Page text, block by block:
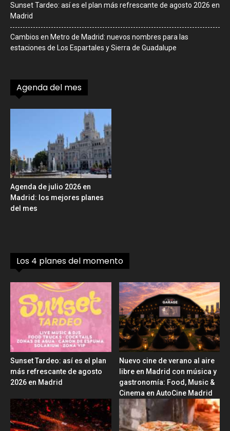
Sunset Tardeo: así es el plan más refrescante de agosto 2026 en
Madrid
Cambios en Metro de Madrid: nuevos nombres para las
estaciones de Los Espartales y Sierra de Guadalupe
Agenda del mes
Agenda de julio 2026 en
Madrid: los mejores planes
del mes
Los 4 planes del momento
Sunset Tardeo: así es el plan
más refrescante de agosto
2026 en Madrid
Nuevo cine de verano al aire
libre en Madrid con música y
gastronomía: Food, Music &
Cinema en AutoCine Madrid